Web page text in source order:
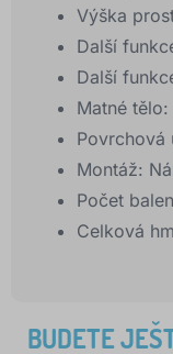
Výška
Další
Další
Matné tělo:
Povrchová
Montáž:
Počet
Celková
BUDETE